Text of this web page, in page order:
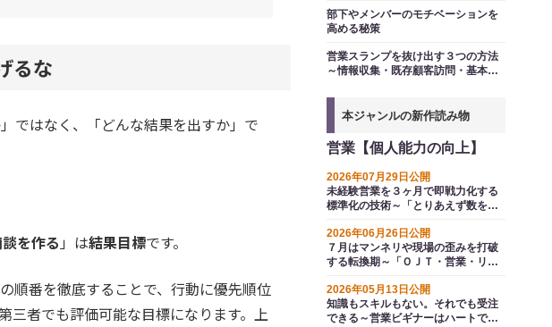
るな
ではなく、「どんな結果を出すか」で
を作る 」は結果目標です。
順番を徹底することで、行動に優先順位
三者でも評価可能な目標になります。上
部下やメンバーのモチベーションを
高める秘策
営業スランプを抜け出す３つの方法
～情報収集・既存顧客訪問・基本動
破する
本ジャンルの新作読み物
営業【個人能力の向上】
2026年07月29日公開
未経験営業を３ヶ月で即戦力化する
標準化の技術～「とりあえず数を打
法
2026年06月26日公開
７月はマンネリや現場の歪みを打破
する転換期～「ＯＪＴ・営業・リー
込む
2026年05月13日公開
知識もスキルもない。それでも受注
できる～営業ビギナーはハートで戦